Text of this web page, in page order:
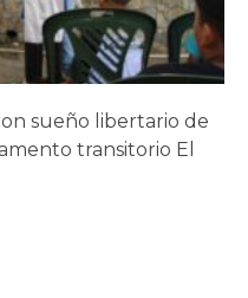
sueño libertario de
transitorio El